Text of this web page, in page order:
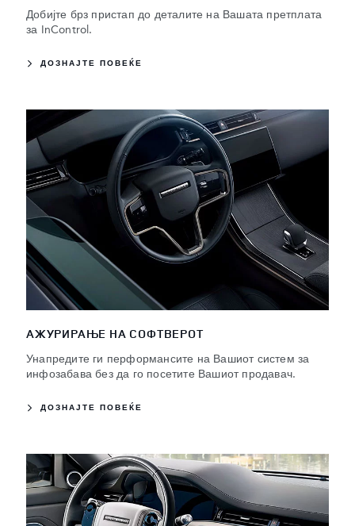
Добијте брз пристап до деталите на Вашата претплата
за InControl.
ДОЗНАЈТЕ ПОВЕЌЕ
АЖУРИРАЊЕ НА СОФТВЕРОТ
Унапредите ги перформансите на Вашиот систем за
инфозабава без да го посетите Вашиот продавач.
ДОЗНАЈТЕ ПОВЕЌЕ